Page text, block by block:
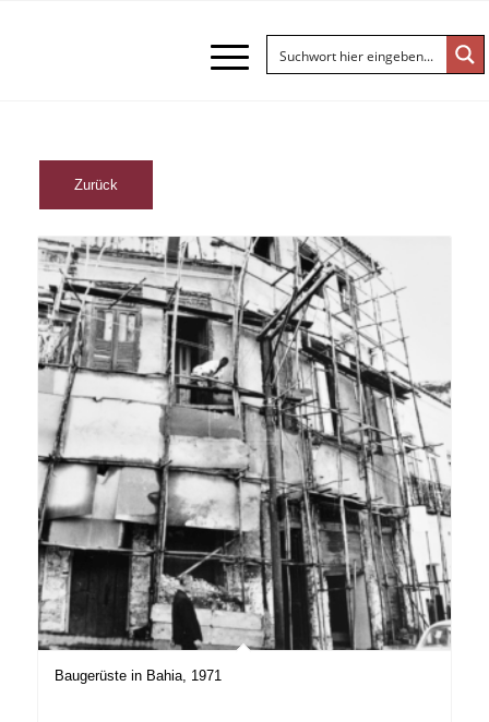
Baugerüste in Bahia, 1971